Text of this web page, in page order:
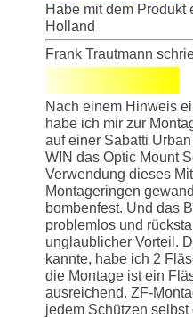
Habe mit dem Produkt
Holland
Frank Trautmann
Nach einem Hinweis
habe ich mir zur
auf einer Sabatti
WIN das Optic Mount
Verwendung dieses
Montageringen
bombenfest. Und das
problemlos und
unglaublicher Vorteil.
kannte, habe ich 2
die Montage ist ein
ausreichend. ZF-
jedem Schützen